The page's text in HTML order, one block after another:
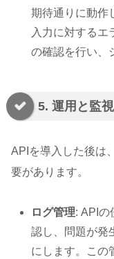
期待通りに動作
入力に対するエ
の確認を行い、
5. 運用と監視
APIを導入した後は
要があります。
ログ管理: APIの
認し、問題が発
にします。この